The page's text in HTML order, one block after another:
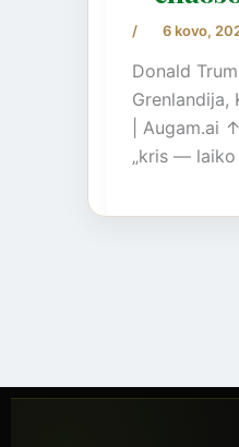
/ 6 kovo,
Donald
Grenlandija,
| Augam.ai
„kris —